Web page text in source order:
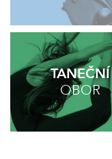
TANEČNÍ
OBOR